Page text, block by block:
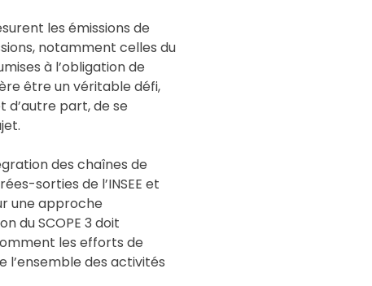
les émissions de
notamment celles du
à l’obligation de
être un véritable défi,
d’autre part, de se
des chaînes de
sorties de l’INSEE et
une approche
du SCOPE 3 doit
les efforts de
l’ensemble des activités